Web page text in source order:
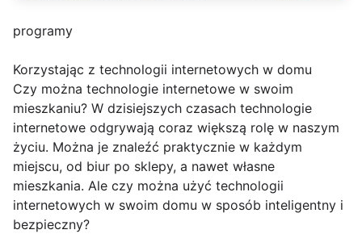
programy
Korzystając z technologii internetowych w domu
Czy można technologie internetowe w swoim
mieszkaniu? W dzisiejszych czasach technologie
internetowe odgrywają coraz większą rolę w naszym
życiu. Można je znaleźć praktycznie w każdym
miejscu, od biur po sklepy, a nawet własne
mieszkania. Ale czy można użyć technologii
internetowych w swoim domu w sposób inteligentny i
bezpieczny?